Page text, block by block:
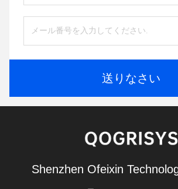
送りなさい
Shenzhen Ofeixin